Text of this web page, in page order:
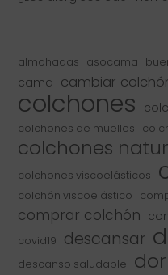
almohadas asocama
cama cambiar
colchones
colchones de muelles
colchones
colchones viscoelásticos
colchón viscoelástico
comprar colchón
covid19
descansar
descanso saludable